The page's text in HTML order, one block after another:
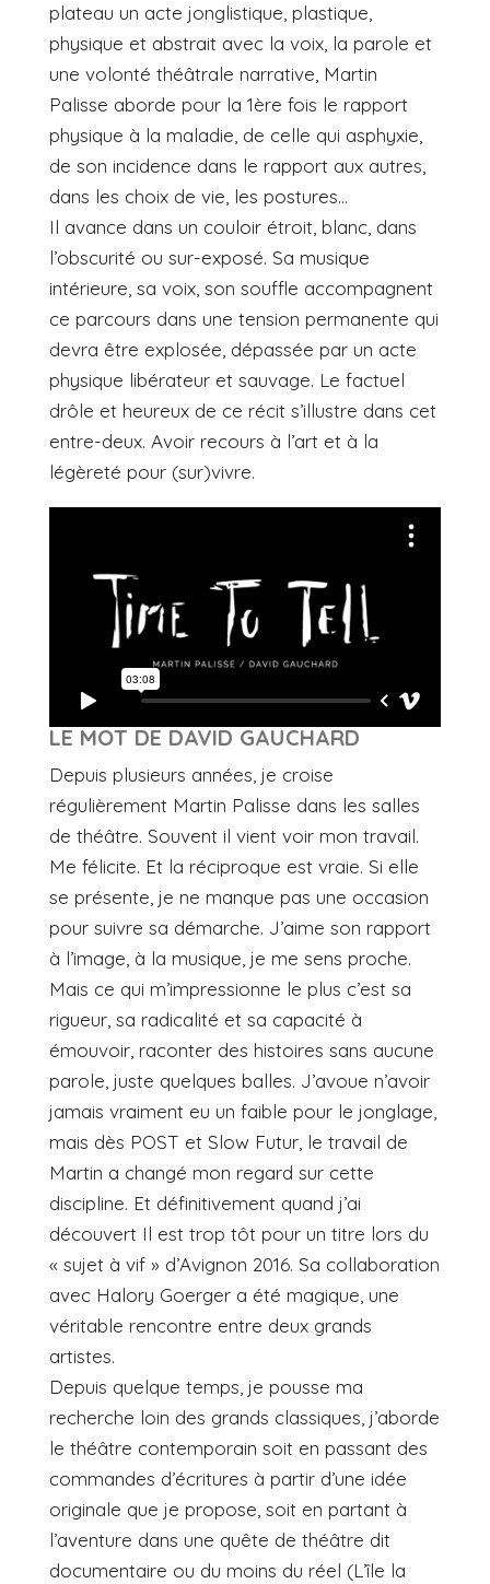
plateau un acte jonglistique, plastique,
physique et abstrait avec la voix, la parole et
une volonté théâtrale narrative, Martin
Palisse aborde pour la 1ère fois le rapport
physique à la maladie, de celle qui asphyxie,
de son incidence dans le rapport aux autres,
dans les choix de vie, les postures…
Il avance dans un couloir étroit, blanc, dans
l’obscurité ou sur-exposé. Sa musique
intérieure, sa voix, son souffle accompagnent
ce parcours dans une tension permanente qui
devra être explosée, dépassée par un acte
physique libérateur et sauvage. Le factuel
drôle et heureux de ce récit s’illustre dans cet
entre-deux. Avoir recours à l’art et à la
légèreté pour (sur)vivre.
LE MOT DE DAVID GAUCHARD
Depuis plusieurs années, je croise
régulièrement Martin Palisse dans les salles
de théâtre. Souvent il vient voir mon travail.
Me félicite. Et la réciproque est vraie. Si elle
se présente, je ne manque pas une occasion
pour suivre sa démarche. J’aime son rapport
à l’image, à la musique, je me sens proche.
Mais ce qui m’impressionne le plus c’est sa
rigueur, sa radicalité et sa capacité à
émouvoir, raconter des histoires sans aucune
parole, juste quelques balles. J’avoue n’avoir
jamais vraiment eu un faible pour le jonglage,
mais dès POST et Slow Futur, le travail de
Martin a changé mon regard sur cette
discipline. Et définitivement quand j’ai
découvert Il est trop tôt pour un titre lors du
« sujet à vif » d’Avignon 2016. Sa collaboration
avec Halory Goerger a été magique, une
véritable rencontre entre deux grands
artistes.
Depuis quelque temps, je pousse ma
recherche loin des grands classiques, j’aborde
le théâtre contemporain soit en passant des
commandes d’écritures à partir d’une idée
originale que je propose, soit en partant à
l’aventure dans une quête de théâtre dit
documentaire ou du moins du réel (L’île la